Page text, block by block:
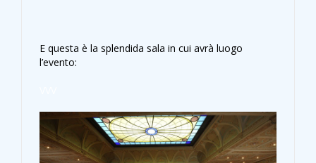
E questa è la splendida sala in cui avrà luogo
l’evento: